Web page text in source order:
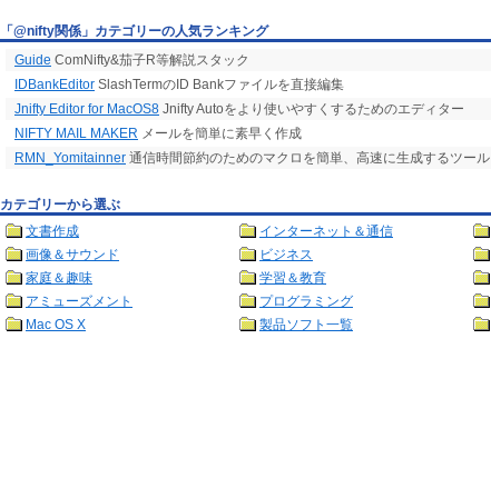
「@nifty関係」カテゴリーの人気ランキング
Guide ComNifty&茄子R等解説スタック
IDBankEditor SlashTermのID Bankファイルを直接編集
Jnifty Editor for MacOS8 Jnifty Autoをより使いやすくするためのエディター
NIFTY MAIL MAKER メールを簡単に素早く作成
RMN_Yomitainner 通信時間節約のためのマクロを簡単、高速に生成するツール
カテゴリーから選ぶ
文書作成
インターネット＆通信
画像＆サウンド
ビジネス
家庭＆趣味
学習＆教育
アミューズメント
プログラミング
Mac OS X
製品ソフト一覧